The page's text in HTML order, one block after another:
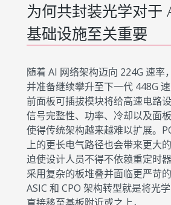
为何共封装光学对于
基础设施至关重要
随着 AI 网络架构迈向 224G 速率，
并准备继续攀升至下一代 448G 速
前面板可插拔模块将给高速电路设
信号完整性、功率、冷却以及面
使得传统架构越来越难以扩展。
上的更长电气路径也会带来更大的
迫使设计人员不得不依赖重定时器
采用复杂的板堆叠并面临更严苛
ASIC 和 CPO 架构转型就是将光